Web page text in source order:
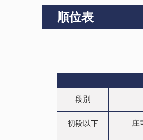
順位表
段別
初段以下 庄